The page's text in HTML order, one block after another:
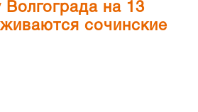
Волгограда на 13
сочинские